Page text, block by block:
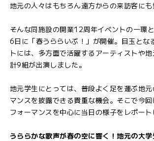
地元の人々はもちろん遠方からの来訪客にも
そんな同施設の開業12周年イベントの一環
6日に「春うららいぶ！」が開催。目玉とな
トには、多方面で活躍するアーティストや
計9組が出演しました。
地元学生にとっては、普段よく足を運ぶ地
マンスを披露できる貴重な機会。そこで今
フォーマンスを中心に当日の様子をレポート
うららかな歌声が春の空に響く！地元の大